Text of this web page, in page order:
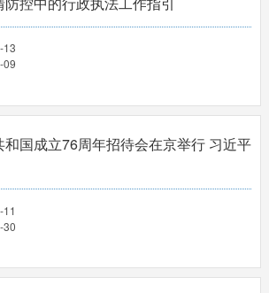
13
09
和国成立76周年招待会在京举行 习近平
30